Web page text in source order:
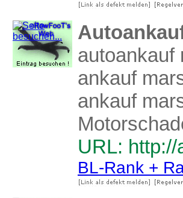
autoankauf
ankauf
ankauf
URL:
BL-Rank +